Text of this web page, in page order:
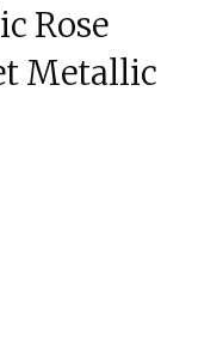
Rose
Metallic